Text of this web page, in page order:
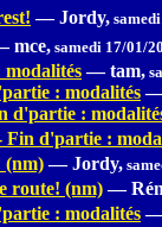
— Jordy,
mce, samedi 17/01/
— tam,
: modalités
d'partie :
d'partie :
(nm) — Jordy,
route! (nm) —
: modalités